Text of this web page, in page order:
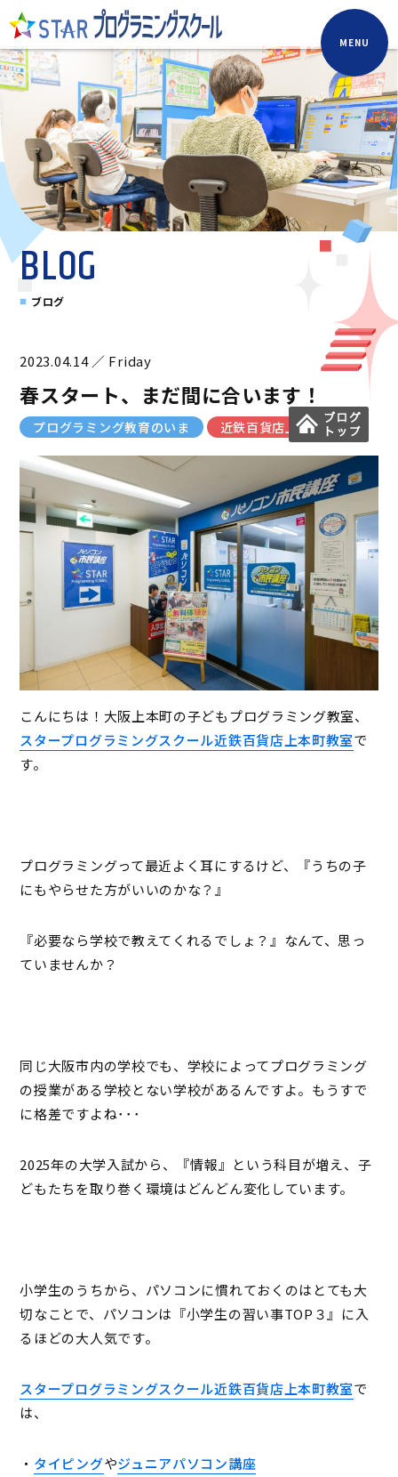
MENU
BLOG
ブログ
2023.04.14 ／ Friday
春スタート、まだ間に合います！
プログラミング教育のいま 近鉄百貨店上本町教室
こんにちは！大阪上本町の子どもプログラミング教室、
スタープログラミングスクール近鉄百貨店上本町教室で
す。
プログラミングって最近よく耳にするけど、『うちの子
にもやらせた方がいいのかな？』
『必要なら学校で教えてくれるでしょ？』なんて、思っ
ていませんか？
同じ大阪市内の学校でも、学校によってプログラミング
の授業がある学校とない学校があるんですよ。もうすで
に格差ですよね･･･
2025年の大学入試から、『情報』という科目が増え、子
どもたちを取り巻く環境はどんどん変化しています。
小学生のうちから、パソコンに慣れておくのはとても大
切なことで、パソコンは『小学生の習い事TOP３』に入
るほどの大人気です。
スタープログラミングスクール近鉄百貨店上本町教室で
は、
・ タイピングやジュニアパソコン講座